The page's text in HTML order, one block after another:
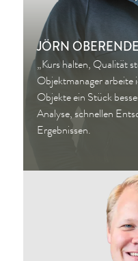
JÖRN
„Kurs halten, Qualität
Objektmanager arbeite
Objekte ein Stück
Analyse, schnellen
Ergebnissen.